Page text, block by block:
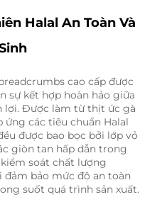
Halal An Toàn Và
cao cấp được
sự kết hợp hoàn hảo giữa
lợi. Được làm từ thịt ức gà
các tiêu chuẩn Halal
được bao bọc bởi lớp vỏ
giòn tan hấp dẫn trong
soát chất lượng
bảo mức độ an toàn
suốt quá trình sản xuất.